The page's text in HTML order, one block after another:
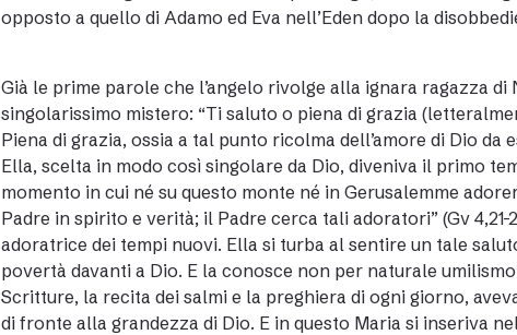
opposto a quello di Adamo ed Eva nell’Eden dopo la
Già le prime parole che l’angelo rivolge alla ignara ragazza
singolarissimo mistero: “Ti saluto o piena di grazia
Piena di grazia, ossia a tal punto ricolma dell’amore di Dio
Ella, scelta in modo così singolare da Dio, diveniva il primo
momento in cui né su questo monte né in Gerusalemme
Padre in spirito e verità; il Padre cerca tali adoratori” (Gv
adoratrice dei tempi nuovi. Ella si turba al sentire un tale
povertà davanti a Dio. E la conosce non per naturale
Scritture, la recita dei salmi e la preghiera di ogni giorno,
di fronte alla grandezza di Dio. E in questo Maria si inseriva